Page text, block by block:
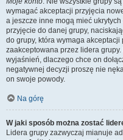
wymagać akceptacji przyjęcia
a jeszcze inne mogą mieć
przyjęcie do danej grupy,
do grupy, która wymaga
zaakceptowana przez lidera
wyjaśnień, dlaczego chce on
negatywnej decyzji proszę nie
on swoje powody.
Na górę
W jaki sposób można zostać
Lidera grupy zazwyczaj mianuje